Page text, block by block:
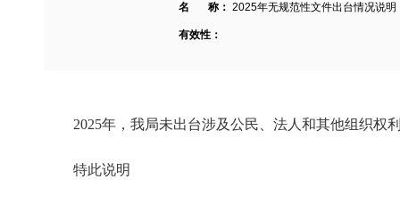
名 称： 2025年无规范性文件出台情况说明
有效性：
2025年，我局未出台涉及公民、法人和其他组织
特此说明